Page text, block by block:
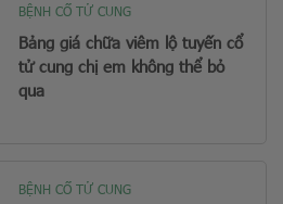
BỆNH CỔ TỬ CUNG
Bảng giá chữa viêm lộ tuyến cổ
tử cung chị em không thể bỏ
qua
BỆNH CỔ TỬ CUNG